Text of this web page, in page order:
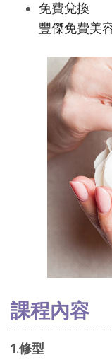
免費兌換
豐傑免費美
課程內容
1.修型